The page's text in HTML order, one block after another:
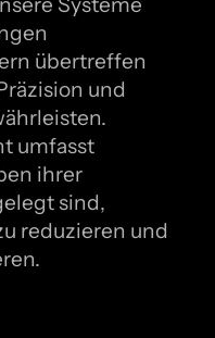
übertreffen
und
umfasst
ihrer
sind,
reduzieren und